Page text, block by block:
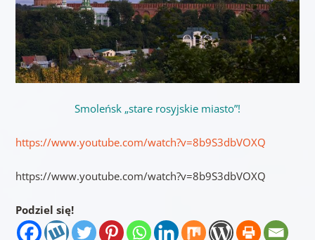
Smoleńsk „stare rosyjskie miasto”!
https://www.youtube.com/watch?v=8b9S3dbVOXQ
https://www.youtube.com/watch?v=8b9S3dbVOXQ
Podziel się!